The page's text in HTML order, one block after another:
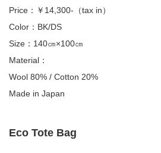
Price：￥14,300-（tax in）
Color：BK/DS
Size：140㎝×100㎝
Material：
Wool 80% / Cotton 20%
Made in Japan
​Eco Tote Bag